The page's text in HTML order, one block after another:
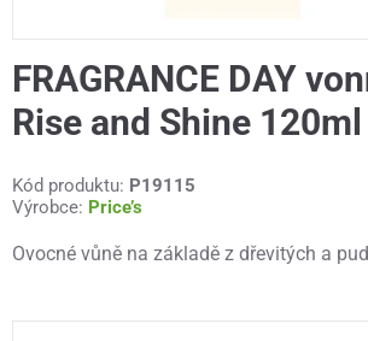
FRAGRANCE DAY
Rise and Shine 120ml
Kód produktu: P19115
Výrobce: Price’s
Ovocné vůně na základě z dřevitých a